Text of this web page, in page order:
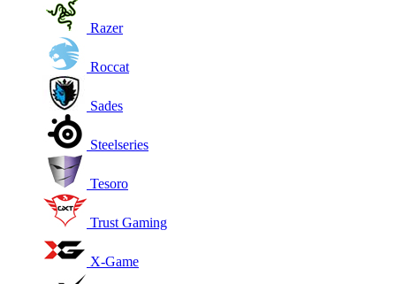
Razer
Roccat
Sades
Steelseries
Tesoro
Trust Gaming
X-Game